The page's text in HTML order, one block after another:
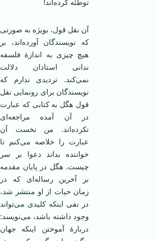
توطئه کرده‌اند!
آن نقل قول، بویژه به صورتی
که نویسندگان آورده‌اند، بر
هیچ چیزی به اندازۀ فلسفه
ندانی استادان دلالت
نمی‌کند. تردیدی ندارم که
نویسندگان برای رونمایی نقل
قول هگل به کتابی که عبارت
در آن آمده مراجعه‌ای
نکرده‌اند. من نخست آن
عبارت را خلاصه می‌کنم تا
خواننده بداند دعوا بر سر
چیست. هگل در پایان مقدمه
بر آخرین رساله‌ای که در
زمان حیات از او منتشر شد،
در نفی اینکه کلیدی می‌تواند
وجود داشته باشد، می‌نویسد:
دربارۀ آموختن اینکه جهان